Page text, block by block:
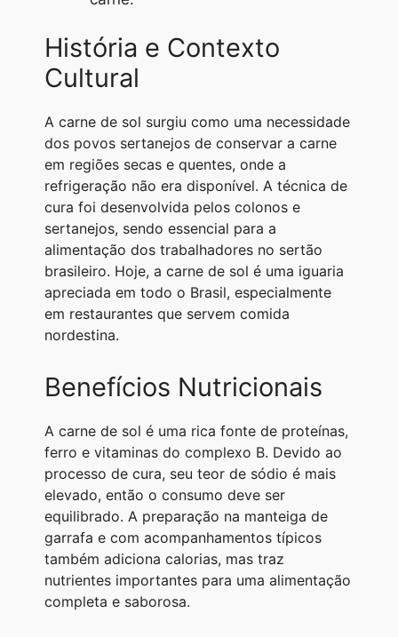
História e Contexto
Cultural
A carne de sol surgiu como uma necessidade
dos povos sertanejos de conservar a carne
em regiões secas e quentes, onde a
refrigeração não era disponível. A técnica de
cura foi desenvolvida pelos colonos e
sertanejos, sendo essencial para a
alimentação dos trabalhadores no sertão
brasileiro. Hoje, a carne de sol é uma iguaria
apreciada em todo o Brasil, especialmente
em restaurantes que servem comida
nordestina.
Benefícios Nutricionais
A carne de sol é uma rica fonte de proteínas,
ferro e vitaminas do complexo B. Devido ao
processo de cura, seu teor de sódio é mais
elevado, então o consumo deve ser
equilibrado. A preparação na manteiga de
garrafa e com acompanhamentos típicos
também adiciona calorias, mas traz
nutrientes importantes para uma alimentação
completa e saborosa.